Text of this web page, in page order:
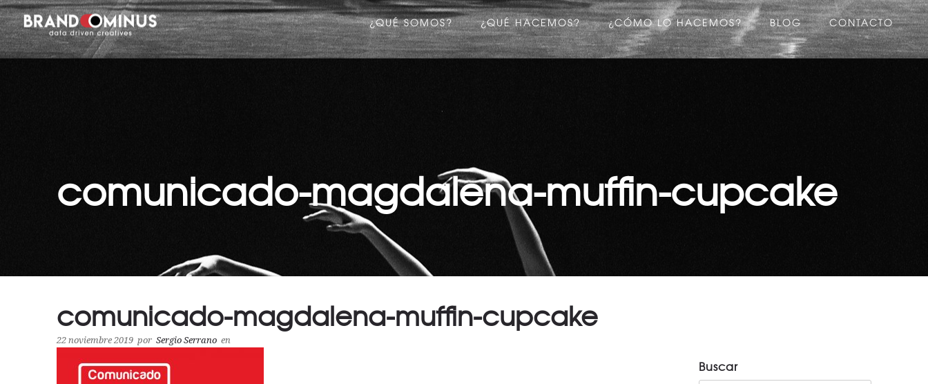
¿QUÉ SOMOS? ¿QUÉ HACEMOS? ¿CÓMO LO HACEMOS? BLOG CONTACTO
comunicado-magdalena-muffin-cupcake
comunicado-magdalena-muffin-cupcake
22 noviembre 2019 por Sergio Serrano en
Buscar